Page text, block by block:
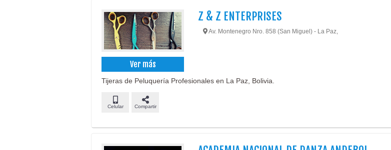
Ver más
Z & Z ENTERPRISES
Av. Montenegro Nro. 858 (San Miguel) - La Paz,
Tijeras de Peluquería Profesionales en La Paz, Bolivia.
Celular Compartir